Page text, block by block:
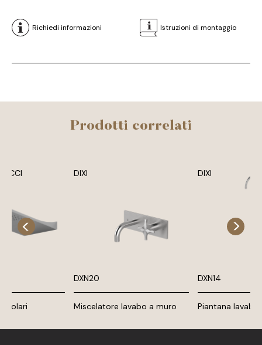
Richiedi informazioni Istruzioni di montaggio
Prodotti correlati
DIXI
DXN20
Miscelatore lavabo a muro
DIXI
DXN14
Piantana lavabo